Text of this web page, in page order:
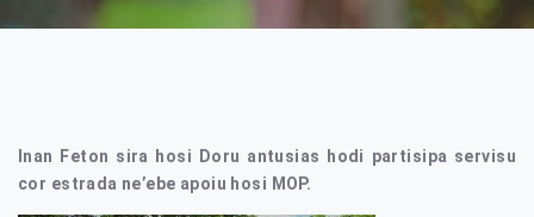
Inan Feton sira hosi Doru antusias hodi partisipa servisu
cor estrada ne’ebe apoiu hosi MOP.